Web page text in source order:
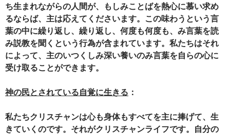
ち生まれながらの人間が、もしみことばを熱心に慕い求め
るならば、主は応えてくださいます。この味わうという言
葉の中に繰り返し、繰り返し、何度も何度も、み言葉を読
み説教を聞くという行為が含まれています。私たちはそれ
によって、主のいつくしみ深い養いのみ言葉を自らの心に
受け取ることができます。
神の民とされている自覚に生きる ：
私たちクリスチャンは心も身体もすべてを主に捧げて、生
きていくのです。それがクリスチャンライフです。自分の